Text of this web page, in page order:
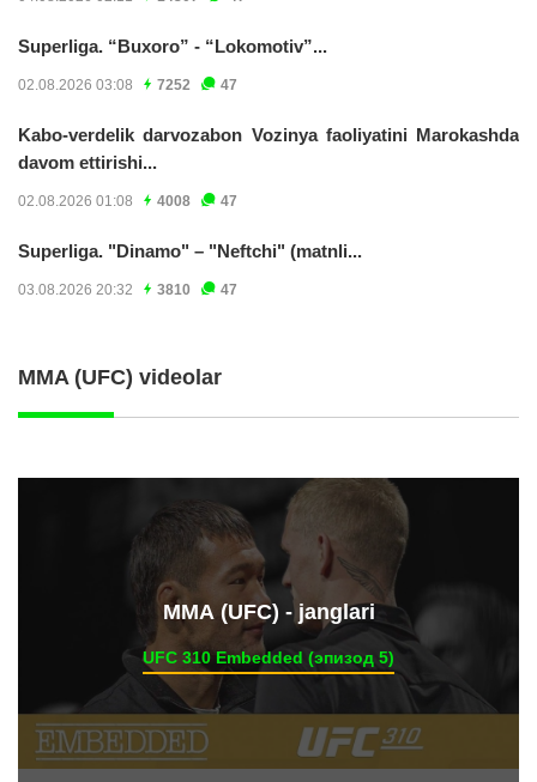
Superliga. “Buxoro” - “Lokomotiv”...
02.08.2026 03:08 7252 47
Kabo-verdelik darvozabon Vozinya faoliyatini Marokashda
davom ettirishi...
02.08.2026 01:08 4008 47
Superliga. "Dinamo" – "Neftchi" (matnli...
03.08.2026 20:32 3810 47
MMA (UFC) videolar
ММА (UFC) - janglari
UFC 310 Embedded (эпизод 5)